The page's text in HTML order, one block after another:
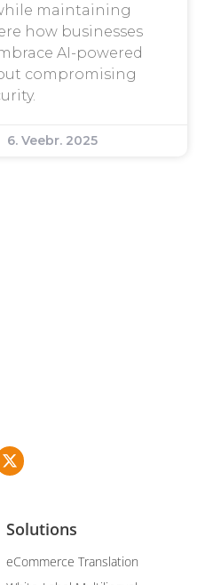
maintaining
how businesses
AI-powered
compromising
6. Veebr. 2025
Solutions
eCommerce Translation